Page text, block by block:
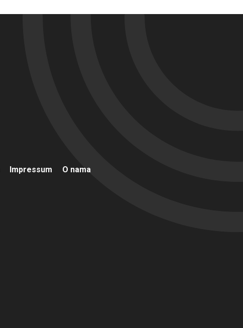
Impressum O nama